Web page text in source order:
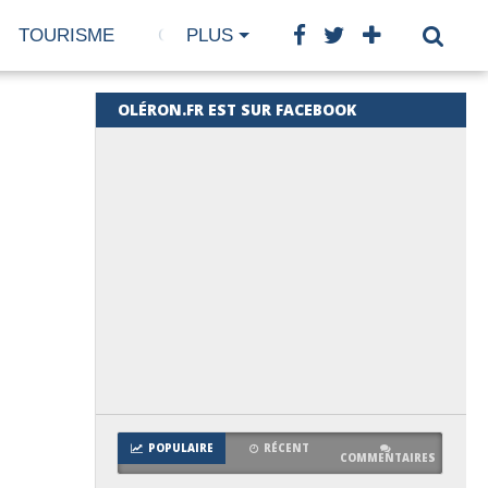
TOURISME GASTRONOMIE BIEN-ÊTRE
PLUS
OLÉRON.FR EST SUR FACEBOOK
POPULAIRE RÉCENT
COMMENTAIRES